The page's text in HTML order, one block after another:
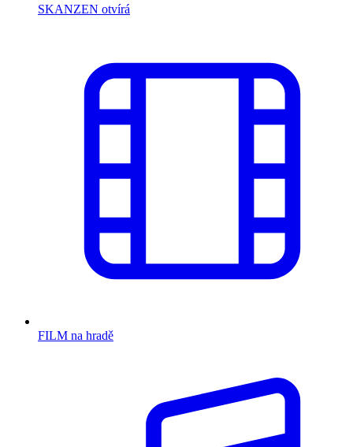
SKANZEN otvírá
FILM na hradě